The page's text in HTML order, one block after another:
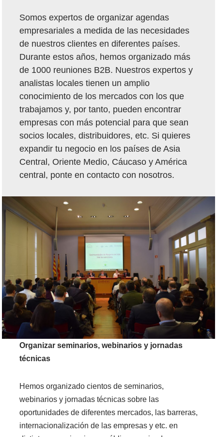
Somos expertos de organizar agendas
empresariales a medida de las necesidades
de nuestros clientes en diferentes países.
Durante estos años, hemos organizado más
de 1000 reuniones B2B. Nuestros expertos y
analistas locales tienen un amplio
conocimiento de los mercados con los que
trabajamos y, por tanto, pueden encontrar
empresas con más potencial para que sean
socios locales, distribuidores, etc. Si quieres
expandir tu negocio en los países de Asia
Central, Oriente Medio, Cáucaso y América
central, ponte en contacto con nosotros.
Organizar seminarios, webinarios y jornadas
técnicas
Hemos organizado cientos de seminarios,
webinarios y jornadas técnicas sobre las
oportunidades de diferentes mercados, las barreras,
internacionalización de las empresas y etc. en